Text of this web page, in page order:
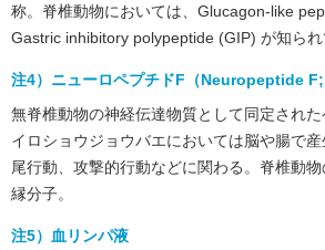
称。脊椎動物においては、Glucagon-like
Gastric inhibitory polypeptide (GIP) が知られ
注4）ニューロペプチドF（Neuropeptide F;
無脊椎動物の神経伝達物質として同定され
イロショウジョウバエにおいては脳や腸で
尾行動、攻撃的行動などに関わる。脊椎動
縁分子。
注5）血リンパ液